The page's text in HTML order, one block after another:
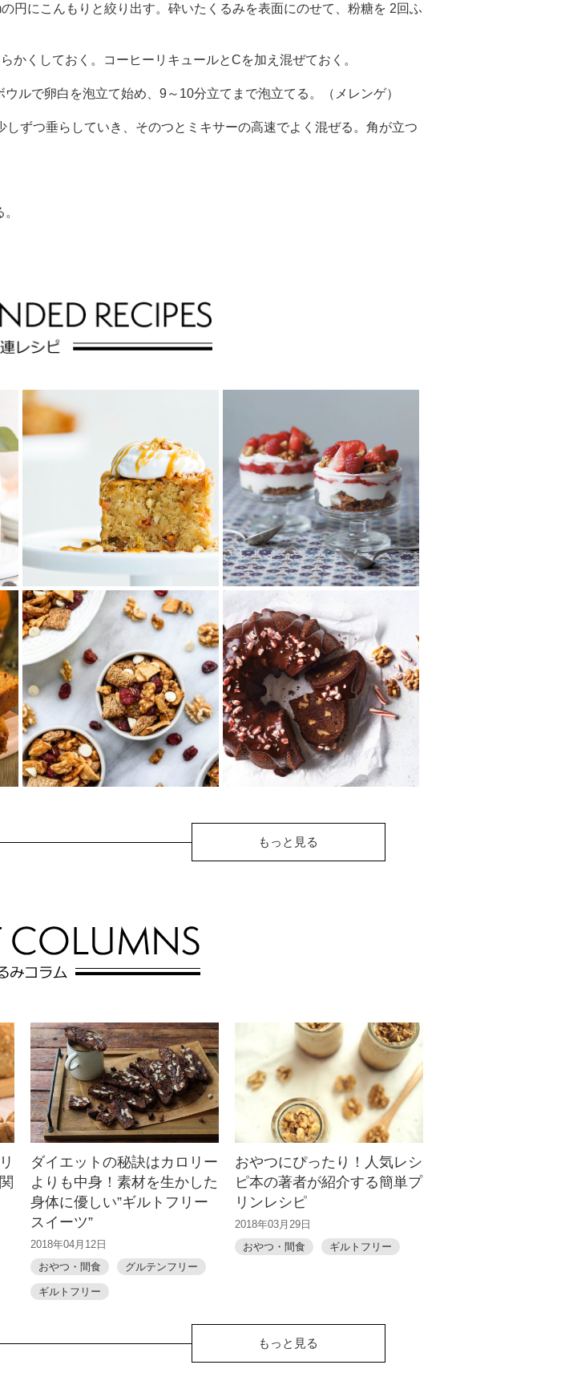
円にこんもりと絞り出す。砕いたくるみを表面にのせて、粉糖を 2回ふ
くしておく。コーヒーリキュールとCを加え混ぜておく。
ルで卵白を泡立て始め、9～10分立てまで泡立てる。（メレンゲ）
ずつ垂らしていき、そのつとミキサーの高速でよく混ぜる。角が立つ
しっとり濃厚♪くるみ
とバナナのトフィープ
ディングケーキ
熟したバナナの甘みと、香ばし
くカリッとしたくるみの食感が
絶妙に合わさった、しっとり濃
厚なプディングケ...
くるみとベリーのトラ
イフル
香ばしいくるみのグラノーラに
ベリーとくるみをトッピングし
た愛らしいデザート☆朝食や軽
食、多めに作って...
アップルスパイスくる
み入りトレイルミック
シナモン香るトレイルミックス♪
ヨーグルトにか...
のペパーミントケーキ
もっと見る
ダイエットの秘訣はカロリー
よりも中身！素材を生かした
身体に優しい”ギルトフリー
スイーツ”
2018年04月12日
おやつ・間食
グルテンフリー
ギルトフリー
おやつにぴったり！人気レシ
ピ本の著者が紹介する簡単プ
リンレシピ
2018年03月29日
おやつ・間食
ギルトフリー
もっと見る